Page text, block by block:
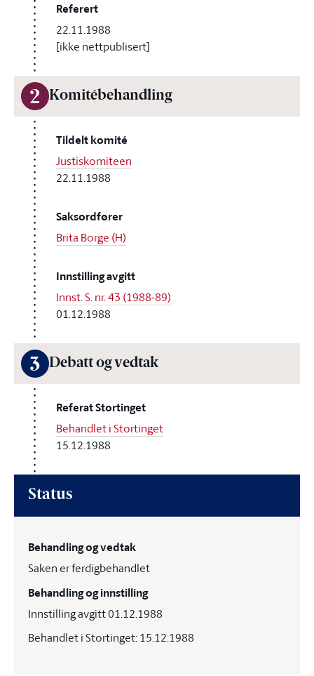
Referert
22.11.1988
[ikke nettpublisert]
2 Komitébehandling
Tildelt komité
Justiskomiteen
22.11.1988
Saksordfører
Brita Borge (H)
Innstilling avgitt
Innst. S. nr. 43 (1988-89)
01.12.1988
3 Debatt og vedtak
Referat Stortinget
Behandlet i Stortinget
15.12.1988
Status
Behandling og vedtak
Saken er ferdigbehandlet
Behandling og innstilling
Innstilling avgitt 01.12.1988
Behandlet i Stortinget: 15.12.1988